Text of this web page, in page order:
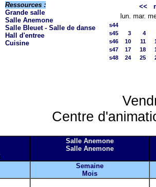
Ressources :
Grande salle
Salle Anemone
Salle Bleuet - Salle de danse
Hall d'entree
Cuisine
<<
lun. mar.
s44
s45
3 4
s46
10 11
s47
17 18
s48
24 25
Centre
Salle Anemone
Salle Anemone
Semaine
Mois